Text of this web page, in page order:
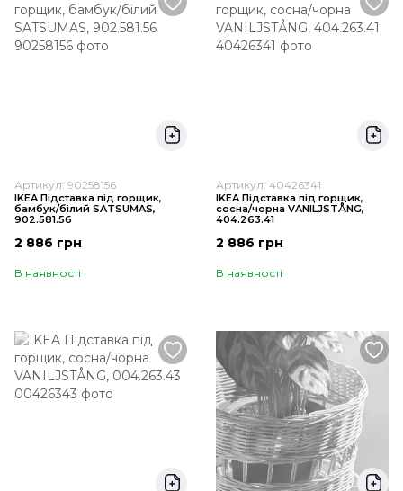
Артикул: 90258156
IKEA Підставка під горщик,
бамбук/білий SATSUMAS,
902.581.56
2 886 грн
В наявності
Артикул: 40426341
IKEA Підставка під горщик,
сосна/чорна VANILJSTÅNG,
404.263.41
2 886 грн
В наявності